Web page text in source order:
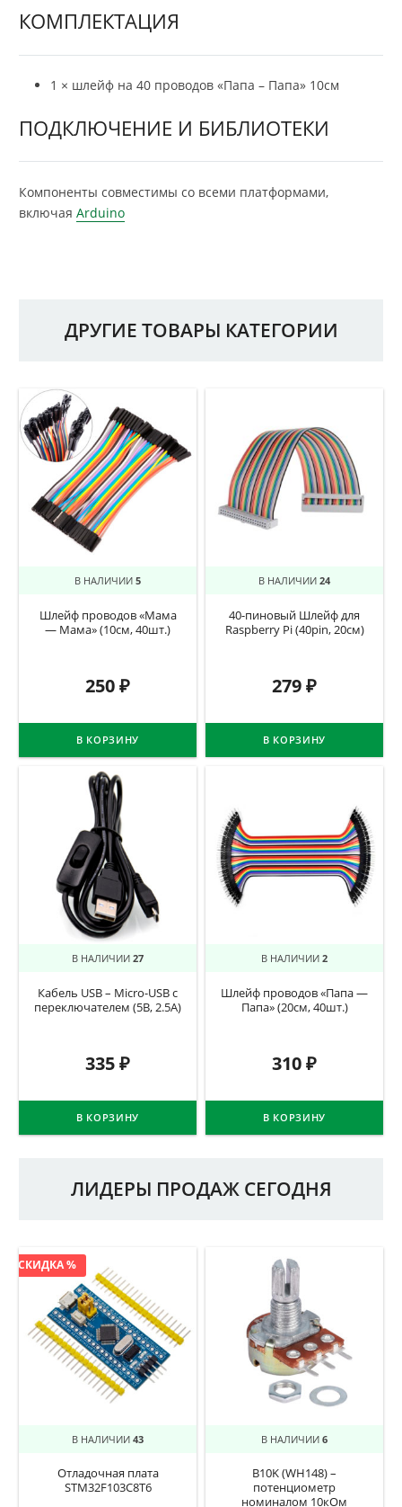
КОМПЛЕКТАЦИЯ
1 × шлейф на 40 проводов «Папа – Папа» 10см
ПОДКЛЮЧЕНИЕ И БИБЛИОТЕКИ
Компоненты совместимы со всеми платформами,
включая Arduino
ДРУГИЕ ТОВАРЫ КАТЕГОРИИ
В НАЛИЧИИ 5
Шлейф проводов «Мама
— Мама» (10см, 40шт.)
250₽
В КОРЗИНУ
В НАЛИЧИИ 24
40-пиновый Шлейф для
Raspberry Pi (40pin, 20см)
279₽
В КОРЗИНУ
В НАЛИЧИИ 27
Кабель USB – Micro-USB с
переключателем (5В, 2.5А)
335₽
В КОРЗИНУ
В НАЛИЧИИ 2
Шлейф проводов «Папа —
Папа» (20см, 40шт.)
310₽
В КОРЗИНУ
ЛИДЕРЫ ПРОДАЖ СЕГОДНЯ
СКИДКА %
В НАЛИЧИИ 43
Отладочная плата
STM32F103C8T6
В НАЛИЧИИ 6
B10K (WH148) –
потенциометр
номиналом 10кОм